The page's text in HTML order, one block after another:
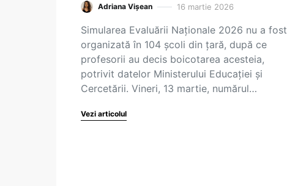
Adriana Vișean 16 martie 2026
Simularea Evaluării Naționale 2026 nu a fost
organizată în 104 școli din țară, după ce
profesorii au decis boicotarea acesteia,
potrivit datelor Ministerului Educației și
Cercetării. Vineri, 13 martie, numărul…
Vezi articolul